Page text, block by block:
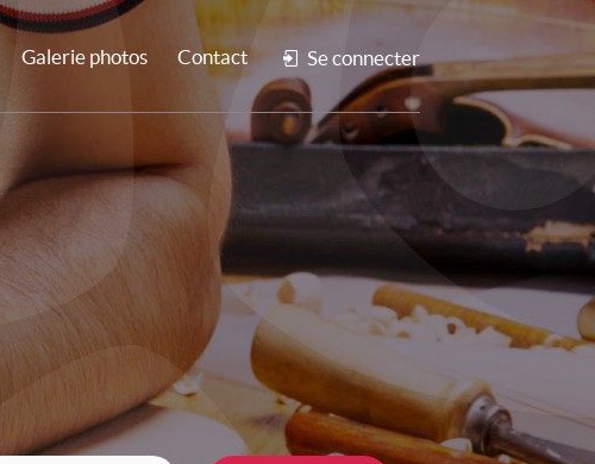
Galerie photos Contact Se connecter